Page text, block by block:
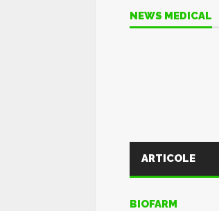
NEWS MEDICAL
ARTICOLE
BIOFARM